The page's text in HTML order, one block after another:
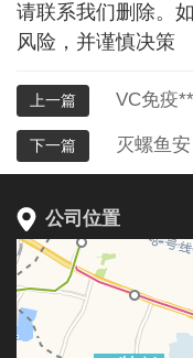
请联系我们删除。
风险，并谨慎决策
上一篇 VC免疫
下一篇 灭螺鱼安
公司位置